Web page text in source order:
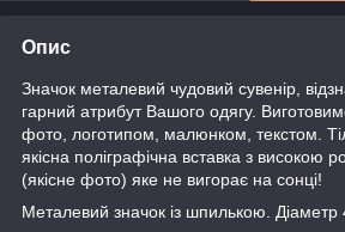
Опис
Значок металевий чудовий сувенір,
гарний атрибут Вашого одягу.
фото, логотипом, малюнком, текстом.
якісна поліграфічна вставка з високою
(якісне фото) яке не вигорає на сонці!
Металевий значок із шпилькою.